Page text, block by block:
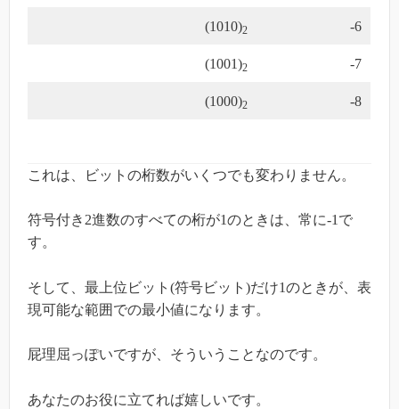
(1010)2 -6
(1001)2 -7
(1000)2 -8
これは、ビットの桁数がいくつでも変わりません。
符号付き2進数のすべての桁が1のときは、常に-1で
す。
そして、最上位ビット(符号ビット)だけ1のときが、表
現可能な範囲での最小値になります。
屁理屈っぽいですが、そういうことなのです。
あなたのお役に立てれば嬉しいです。